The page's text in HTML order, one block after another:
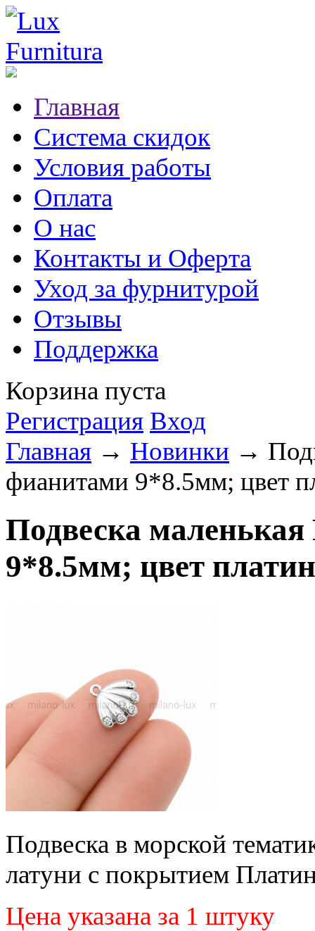
Главная
Система скидок
Условия работы
Оплата
О нас
Контакты и Оферта
Уход за фурнитурой
Отзывы
Поддержка
Корзина пуста
Регистрация Вход
Главная → Новинки →
фианитами 9*8.5мм; цвет
Подвеска
9*8.5мм; цвет
Подвеска в морской
латуни с покрытием
Цена указана за 1 штуку